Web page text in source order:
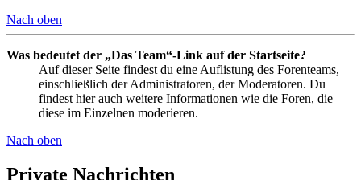
Nach oben
Was bedeutet der „Das Team“-Link auf der Startseite?
Auf dieser Seite findest du eine Auflistung des Forenteams,
einschließlich der Administratoren, der Moderatoren. Du
findest hier auch weitere Informationen wie die Foren, die
diese im Einzelnen moderieren.
Nach oben
Private Nachrichten